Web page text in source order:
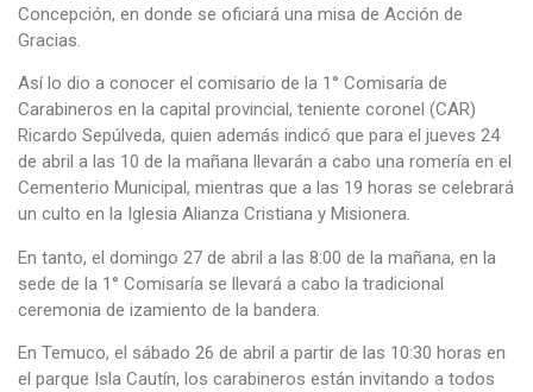
Concepción, en donde se oficiará una misa de Acción de
Gracias.
Así lo dio a conocer el comisario de la 1° Comisaría de
Carabineros en la capital provincial, teniente coronel (CAR)
Ricardo Sepúlveda, quien además indicó que para el jueves 24
de abril a las 10 de la mañana llevarán a cabo una romería en el
Cementerio Municipal, mientras que a las 19 horas se celebrará
un culto en la Iglesia Alianza Cristiana y Misionera.
En tanto, el domingo 27 de abril a las 8:00 de la mañana, en la
sede de la 1° Comisaría se llevará a cabo la tradicional
ceremonia de izamiento de la bandera.
En Temuco, el sábado 26 de abril a partir de las 10:30 horas en
el parque Isla Cautín, los carabineros están invitando a todos